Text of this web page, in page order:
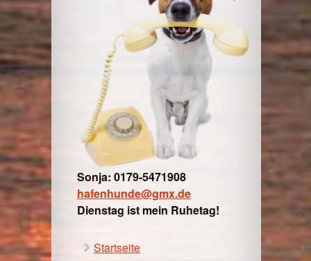
Sonja: 0179-5471908
hafenhunde@gmx.de
Dienstag ist mein Ruhetag!
Startseite